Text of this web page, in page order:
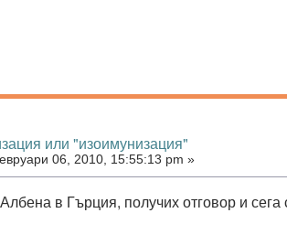
или "изоимунизация"
06, 2010, 15:55:13 pm »
в Гърция, получих отговор и